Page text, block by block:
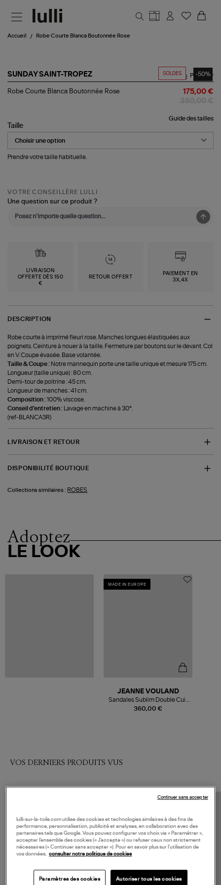
Accueil Robe Courte Blanca Boutonnée Rose
SOLDES -50%
SUNDAY SAINT-TROPEZ
Robe
Rose
Partager
Robe Courte Blanca Boutonnée Rose 175,00 €
Guide des tailles
Taille
Prendre votre taille habituelle.
VOTRE CONSEILLÈRE LULLI
Une question sur ce produit ?
LIVRAISON
OFFERTE DÈS 150
€
RETOUR OFFERT
PAIEMENT EN
3X,4X
DESCRIPTION
Robe courte à imprimé fleuri rose. Manches longues élastiquées aux
poignets. Ceinture à nouer à la taille. Fermeture par boutons sur le devant. Col
en V. Coupe évasée. Base volantée.
Taille & Coupe : Notre mannequin porte une taille unique et mesure 175 cm.
Longueur (taille unique) : 80 cm.
Demi-tour de poitrine : 45 cm.
Longueur de manches : 41 cm.
Composition :100% viscose.
Conseil d'entretien :
Lavage en machine à 30°.
(ref-BLANCA3R)
LIVRAISON ET RETOUR
DISPONIBILITÉ BOUTIQUE
Collections similaires : ROBES
Adoptez
LE LOOK
MADE IN EUROPE
360,00 €
JEANNE VOULAND
Sandales Sublim Double Cuir
Texturé Argenté
VOS DERNIERS PRODUITS VUS
lulli-sur-la-toile.com utilise des cookies et technologies similaires à des fins de
performance, personnalisation, publicité et analyses, en collaboration avec des
partenaires tels que Google. Vous pouvez configurer vos choix via « Paramétrer »,
accepter l’ensemble des cookies (« J’accepte ») ou refuser ceux non strictement
nécessaires (« Continuer sans accepter »). Pour en savoir plus sur l’utilisation de
vos données, consulter notre politique de cookies
Paramètres des cookies Autoriser tous les cookies
Continuer sans accepter